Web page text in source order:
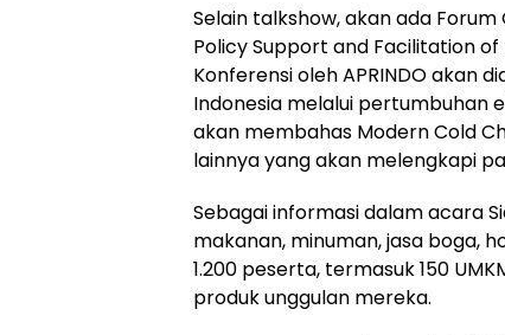
Selain talkshow, akan ada Forum
Policy Support and Facilitation
Konferensi oleh APRINDO akan
Indonesia melalui pertumbuhan
akan membahas Modern Cold
lainnya yang akan melengkapi
Sebagai informasi dalam acara
makanan, minuman, jasa boga,
1.200 peserta, termasuk 150
produk unggulan mereka.